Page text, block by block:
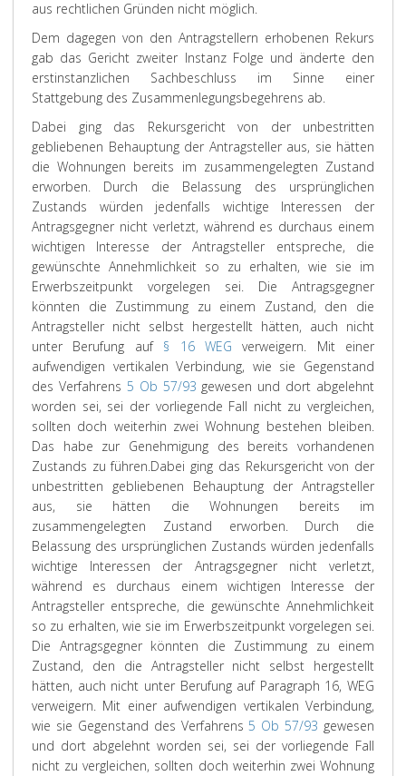
aus rechtlichen Gründen nicht möglich.
Dem dagegen von den Antragstellern erhobenen Rekurs
gab das Gericht zweiter Instanz Folge und änderte den
erstinstanzlichen Sachbeschluss im Sinne einer
Stattgebung des Zusammenlegungsbegehrens ab.
Dabei ging das Rekursgericht von der unbestritten
gebliebenen Behauptung der Antragsteller aus, sie hätten
die Wohnungen bereits im zusammengelegten Zustand
erworben. Durch die Belassung des ursprünglichen
Zustands würden jedenfalls wichtige Interessen der
Antragsgegner nicht verletzt, während es durchaus einem
wichtigen Interesse der Antragsteller entspreche, die
gewünschte Annehmlichkeit so zu erhalten, wie sie im
Erwerbszeitpunkt vorgelegen sei. Die Antragsgegner
könnten die Zustimmung zu einem Zustand, den die
Antragsteller nicht selbst hergestellt hätten, auch nicht
unter Berufung auf § 16 WEG verweigern. Mit einer
aufwendigen vertikalen Verbindung, wie sie Gegenstand
des Verfahrens 5 Ob 57/93 gewesen und dort abgelehnt
worden sei, sei der vorliegende Fall nicht zu vergleichen,
sollten doch weiterhin zwei Wohnung bestehen bleiben.
Das habe zur Genehmigung des bereits vorhandenen
Zustands zu führen.Dabei ging das Rekursgericht von der
unbestritten gebliebenen Behauptung der Antragsteller
aus, sie hätten die Wohnungen bereits im
zusammengelegten Zustand erworben. Durch die
Belassung des ursprünglichen Zustands würden jedenfalls
wichtige Interessen der Antragsgegner nicht verletzt,
während es durchaus einem wichtigen Interesse der
Antragsteller entspreche, die gewünschte Annehmlichkeit
so zu erhalten, wie sie im Erwerbszeitpunkt vorgelegen sei.
Die Antragsgegner könnten die Zustimmung zu einem
Zustand, den die Antragsteller nicht selbst hergestellt
hätten, auch nicht unter Berufung auf Paragraph 16, WEG
verweigern. Mit einer aufwendigen vertikalen Verbindung,
wie sie Gegenstand des Verfahrens5 Ob 57/93 gewesen
und dort abgelehnt worden sei, sei der vorliegende Fall
nicht zu vergleichen, sollten doch weiterhin zwei Wohnung